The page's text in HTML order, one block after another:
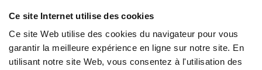
Ce site Internet utilise des cookies
Ce site Web utilise des cookies du navigateur pour vous
garantir la meilleure expérience en ligne sur notre site. En
utilisant notre site Web, vous consentez à l'utilisation des
Variant
Information
section
Emballages disponibles
Reel